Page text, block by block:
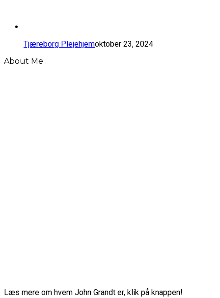
Tjæreborg Plejehjemoktober 23, 2024
About Me
Læs mere om hvem John Grandt er, klik på knappen!